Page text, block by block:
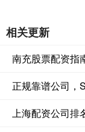
相关更新
南充股票配资指
正规靠谱公司，
上海配资公司排